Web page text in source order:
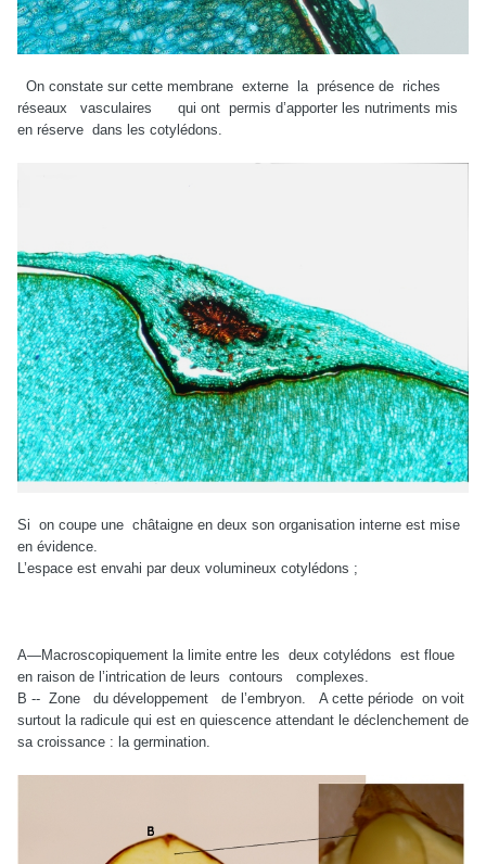
On constate sur cette membrane externe la présence de riches
réseaux vasculaires qui ont permis d’apporter les nutriments mis
en réserve dans les cotylédons.
Si on coupe une châtaigne en deux son organisation interne est mise
en évidence.
L’espace est envahi par deux volumineux cotylédons ;
A—Macroscopiquement la limite entre les deux cotylédons est floue
en raison de l’intrication de leurs contours complexes.
B -- Zone du développement de l’embryon. A cette période on voit
surtout la radicule qui est en quiescence attendant le déclenchement de
sa croissance : la germination.